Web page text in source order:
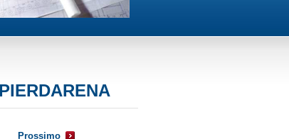
Prossimo